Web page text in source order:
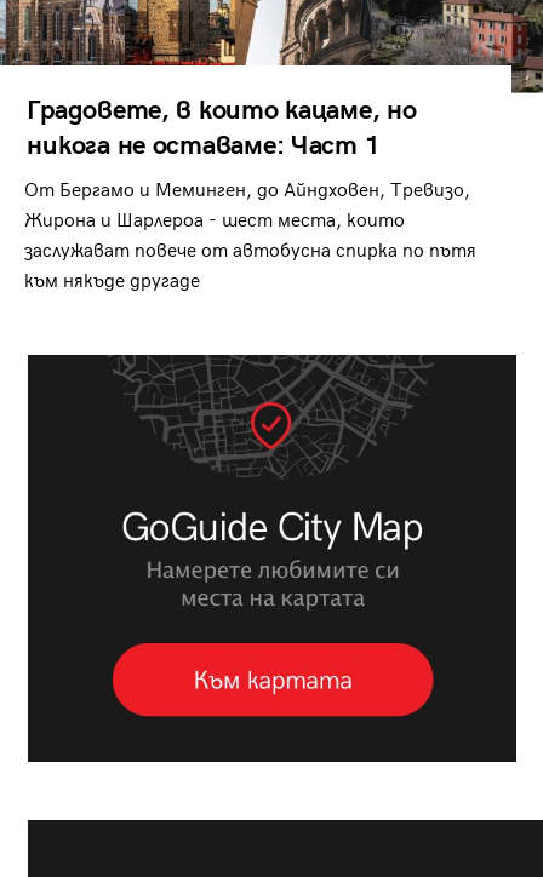
Градовете, в които кацаме, но
никога не оставаме: Част 1
От Бергамо и Меминген, до Айндховен, Тревизо,
Жирона и Шарлероа - шест места, които
заслужават повече от автобусна спирка по пътя
към някъде другаде